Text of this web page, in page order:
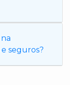
seguros?